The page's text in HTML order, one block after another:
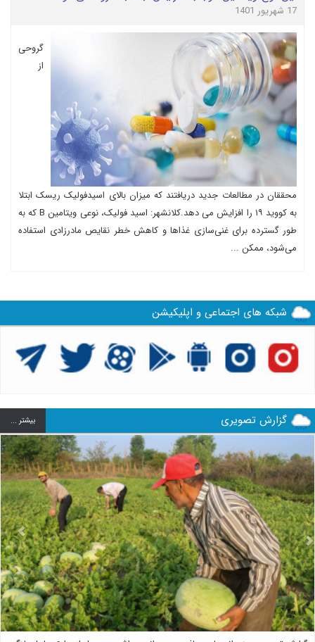
17 شهریور 1401
گروحی
از
محققان در مطالعات جدید دریافتند که میزان بالای اسیدفولیک ریسک ابتلا
به کووید ۱۹ را افزایش می دهد.کلانشهر: اسید فولیک، نوعی ویتامین B که به
طور گسترده برای غنی‌سازی غذاها و کاهش خطر نقایص مادرزادی استفاده
می‌شود، ممکن ...
شبکه های اجتماعی و اپلیکیشن
گزارش تصویری بيشتر ...
Next